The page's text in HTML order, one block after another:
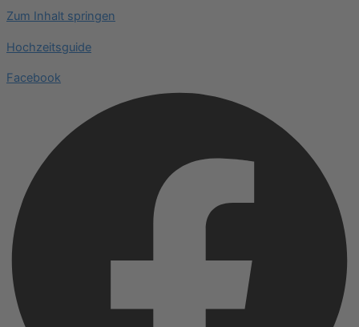
Zum Inhalt springen
Hochzeitsguide
Facebook